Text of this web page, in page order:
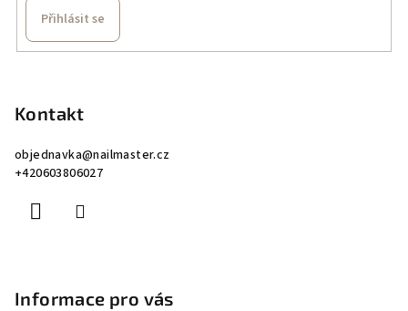
Přihlásit se
Kontakt
objednavka@nailmaster.cz
+420603806027
Informace pro vás